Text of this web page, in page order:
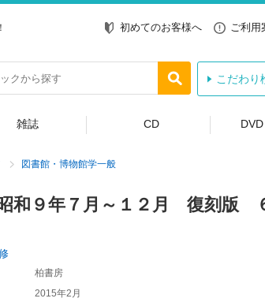
初めてのお客様へ ご利用
こだわり
雑誌 CD
図書館・博物館学一般
和９年７月～１２月 復刻版
柏書房
2015年2月